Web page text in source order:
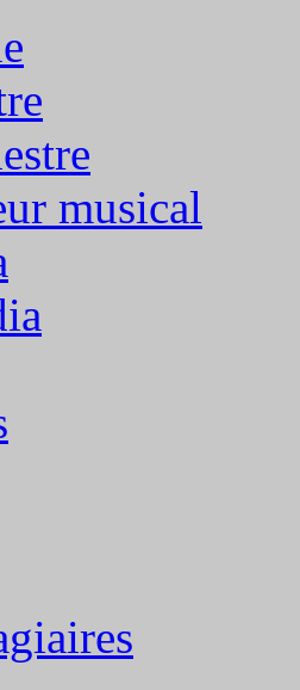
musical